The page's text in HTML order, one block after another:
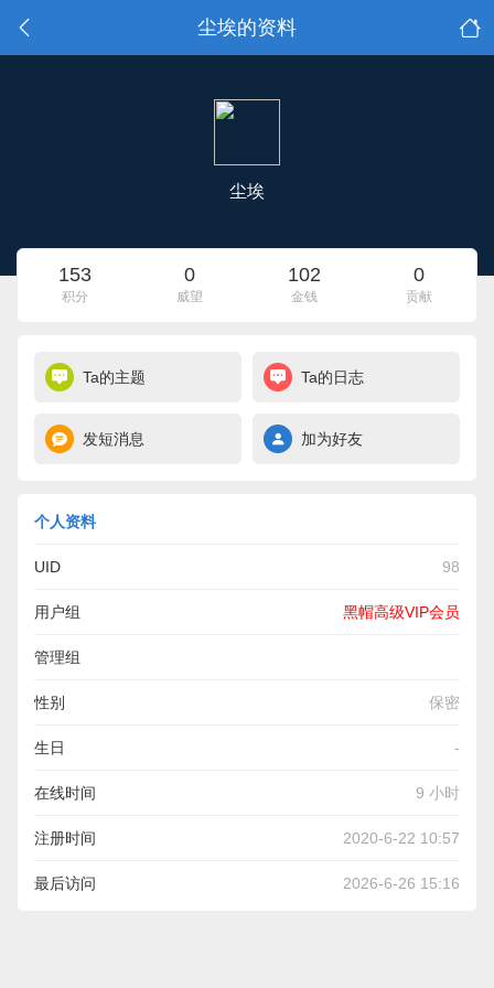
尘埃的资料
尘埃
153
积分
0
威望
102
金钱
0
贡献
Ta的主题 Ta的日志
发短消息 加为好友
个人资料
UID 98
用户组 黑帽高级VIP会员
管理组
性别 保密
生日 -
在线时间 9 小时
注册时间 2020-6-22 10:57
最后访问 2026-6-26 15:16